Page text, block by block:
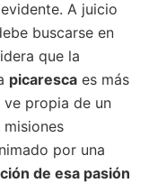
A juicio
buscarse en
que la
picaresca es más
ve propia de un
por una
de esa pasión